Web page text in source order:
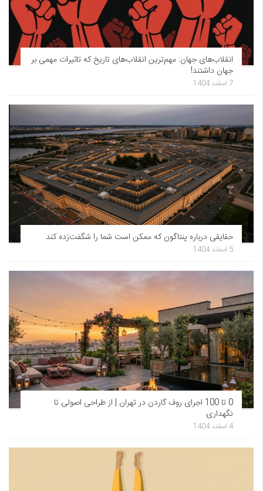
انقلاب‌های جهان: مهم‌ترین انقلاب‌های تاریخ که تاثیرات مهمی بر
جهان داشتند!
7 اسفند 1404
حقایقی درباره پنتاگون که ممکن است شما را شگفت‌زده کند
5 اسفند 1404
0 تا 100 اجرای روف گاردن در تهران | از طراحی اصولی تا
نگهداری
4 اسفند 1404